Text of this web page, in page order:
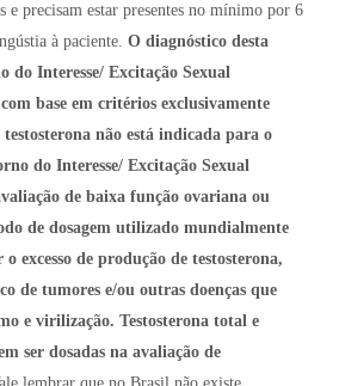
e precisam estar presentes no mínimo por 6
à paciente. O diagnóstico desta
do Interesse/ Excitação Sexual
base em critérios exclusivamente
testosterona não está indicada para o
do Interesse/ Excitação Sexual
de baixa função ovariana ou
de dosagem utilizado mundialmente
excesso de produção de testosterona,
de tumores e/ou outras doenças que
e virilização. Testosterona total e
ser dosadas na avaliação de